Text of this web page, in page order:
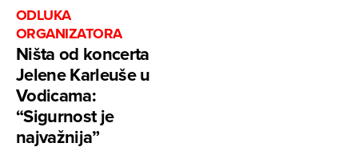
ODLUKA
ORGANIZATORA
Ništa od koncerta
Jelene Karleuše u
Vodicama:
“Sigurnost je
najvažnija”